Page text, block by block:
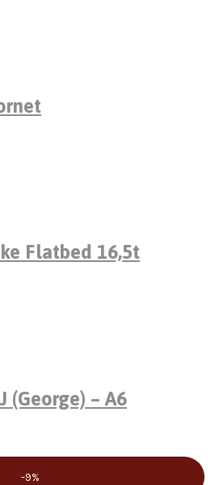
Flatbed 16,5t
(George) – A6
-9%